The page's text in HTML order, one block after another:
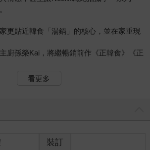
更貼近韓食「湯鍋」的核心，並在家重現
廚孫榮Kai，將繼暢銷前作《正韓食》《正
化、經典湯品風味到盛湯器皿與鍋具，深
和「韓式豆腐湯」有什麼不同？「醒酒
看更多
裝訂